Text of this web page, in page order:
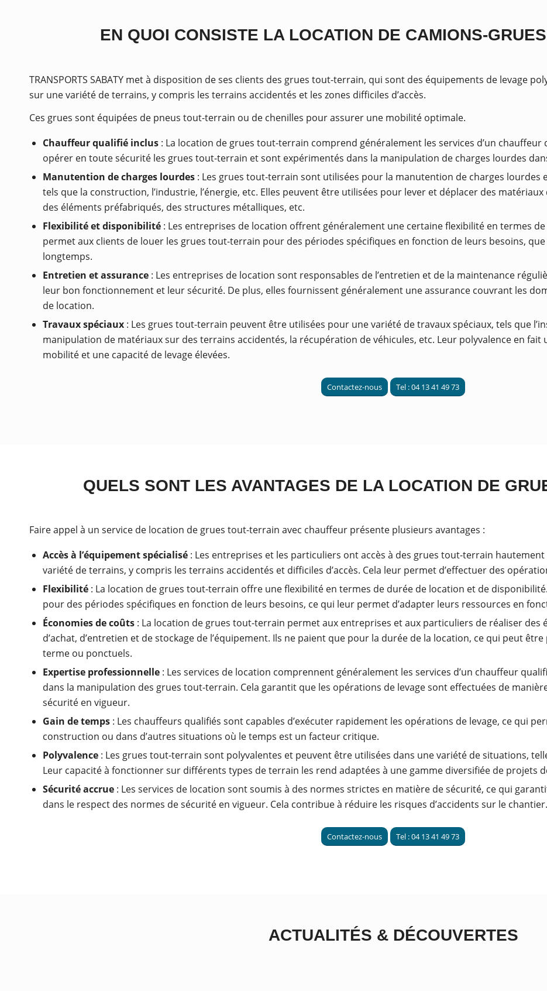
EN QUOI CONSISTE LA LOCATION DE CAMIONS-
TRANSPORTS SABATY met à disposition de ses clients des grues tout-terrain, qui sont des équipements de levage
sur une variété de terrains, y compris les terrains accidentés et les zones difficiles d’accès.
Ces grues sont équipées de pneus tout-terrain ou de chenilles pour assurer une mobilité optimale.
Chauffeur qualifié inclus : La location de grues tout-terrain comprend généralement les services d’un
opérer en toute sécurité les grues tout-terrain et sont expérimentés dans la manipulation de charges lourdes
Manutention de charges lourdes : Les grues tout-terrain sont utilisées pour la manutention de charges lourdes
tels que la construction, l’industrie, l’énergie, etc. Elles peuvent être utilisées pour lever et déplacer des
des éléments préfabriqués, des structures métalliques, etc.
Flexibilité et disponibilité : Les entreprises de location offrent généralement une certaine flexibilité en termes
permet aux clients de louer les grues tout-terrain pour des périodes spécifiques en fonction de leurs besoins,
longtemps.
Entretien et assurance : Les entreprises de location sont responsables de l’entretien et de la maintenance
leur bon fonctionnement et leur sécurité. De plus, elles fournissent généralement une assurance couvrant les
de location.
Travaux spéciaux : Les grues tout-terrain peuvent être utilisées pour une variété de travaux spéciaux, tels que
manipulation de matériaux sur des terrains accidentés, la récupération de véhicules, etc. Leur polyvalence en
mobilité et une capacité de levage élevées.
Contactez-nous Tel : 04 13 41 49 73
QUELS SONT LES AVANTAGES DE LA LOCATION DE
Faire appel à un service de location de grues tout-terrain avec chauffeur présente plusieurs avantages :
Accès à l’équipement spécialisé : Les entreprises et les particuliers ont accès à des grues tout-terrain
variété de terrains, y compris les terrains accidentés et difficiles d’accès. Cela leur permet d’effectuer des
Flexibilité : La location de grues tout-terrain offre une flexibilité en termes de durée de location et de
pour des périodes spécifiques en fonction de leurs besoins, ce qui leur permet d’adapter leurs ressources en
Économies de coûts : La location de grues tout-terrain permet aux entreprises et aux particuliers de réaliser des
d’achat, d’entretien et de stockage de l’équipement. Ils ne paient que pour la durée de la location, ce qui peut
terme ou ponctuels.
Expertise professionnelle : Les services de location comprennent généralement les services d’un chauffeur
dans la manipulation des grues tout-terrain. Cela garantit que les opérations de levage sont effectuées de
sécurité en vigueur.
Gain de temps : Les chauffeurs qualifiés sont capables d’exécuter rapidement les opérations de levage, ce qui
construction ou dans d’autres situations où le temps est un facteur critique.
Polyvalence : Les grues tout-terrain sont polyvalentes et peuvent être utilisées dans une variété de situations,
Leur capacité à fonctionner sur différents types de terrain les rend adaptées à une gamme diversifiée de projets
Sécurité accrue : Les services de location sont soumis à des normes strictes en matière de sécurité, ce qui
dans le respect des normes de sécurité en vigueur. Cela contribue à réduire les risques d’accidents sur le chantier.
Contactez-nous Tel : 04 13 41 49 73
ACTUALITÉS &DÉCOUVERTES